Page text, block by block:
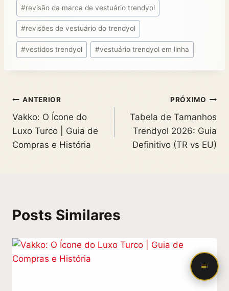
#revisão da marca de vestuário trendyol
#revisões de vestuário do trendyol
#vestidos trendyol #vestuário trendyol em linha
ANTERIOR
Vakko: O Ícone do
Luxo Turco | Guia de
Compras e História
PRÓXIMO
Tabela de Tamanhos
Trendyol 2026: Guia
Definitivo (TR vs EU)
Posts Similares